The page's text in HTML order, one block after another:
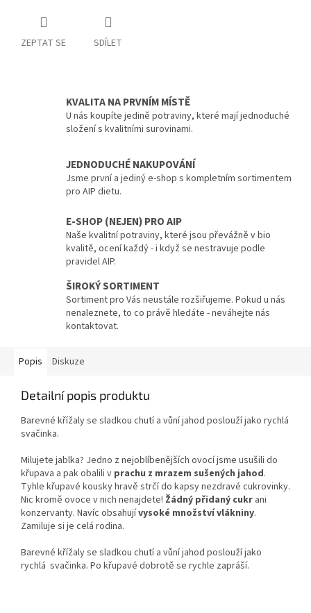
ZEPTAT SE SDÍLET
KVALITA NA PRVNÍM MÍSTĚ
U nás koupíte jedině potraviny, které mají jednoduché
složení s kvalitními surovinami.
JEDNODUCHÉ NAKUPOVÁNÍ
Jsme první a jediný e-shop s kompletním sortimentem
pro AIP dietu.
E-SHOP (NEJEN) PRO AIP
Naše kvalitní potraviny, které jsou převážně v bio
kvalitě, ocení každý - i když se nestravuje podle
pravidel AIP.
ŠIROKÝ SORTIMENT
Sortiment pro Vás neustále rozšiřujeme. Pokud u nás
nenaleznete, to co právě hledáte - neváhejte nás
kontaktovat.
Popis Diskuze
Detailní popis produktu
Barevné křížaly se sladkou chutí a vůní jahod poslouží jako rychlá
svačinka.
Milujete jablka? Jedno z nejoblíbenějších ovocí jsme usušili do
křupava a pak obalili v prachu z mrazem sušených jahod.
Tyhle křupavé kousky hravě strčí do kapsy nezdravé cukrovinky.
Nic kromě ovoce v nich nenajdete! Žádný přidaný cukr ani
konzervanty. Navíc obsahujívysoké množství vlákniny.
Zamiluje si je celá rodina.
Barevné křížaly se sladkou chutí a vůní jahod poslouží jako
rychlá svačinka. Po křupavé dobrotě se rychle zapráší.